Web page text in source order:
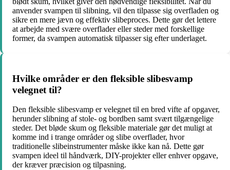
anvender svampen til slibning, vil den tilpasse sig overfladen og
sikre en mere jævn og effektiv slibeproces. Dette gør det lettere
at arbejde med svære overflader eller steder med forskellige
former, da svampen automatisk tilpasser sig efter underlaget.
Hvilke områder er den fleksible slibesvamp
velegnet til?
Den fleksible slibesvamp er velegnet til en bred vifte af opgaver,
herunder slibning af stole- og bordben samt svært tilgængelige
steder. Det bløde skum og fleksible materiale gør det muligt at
komme ind i trange områder og slibe overflader, hvor
traditionelle slibeinstrumenter måske ikke kan nå. Dette gør
svampen ideel til håndværk, DIY-projekter eller enhver opgave,
der kræver præcision og tilpasning.